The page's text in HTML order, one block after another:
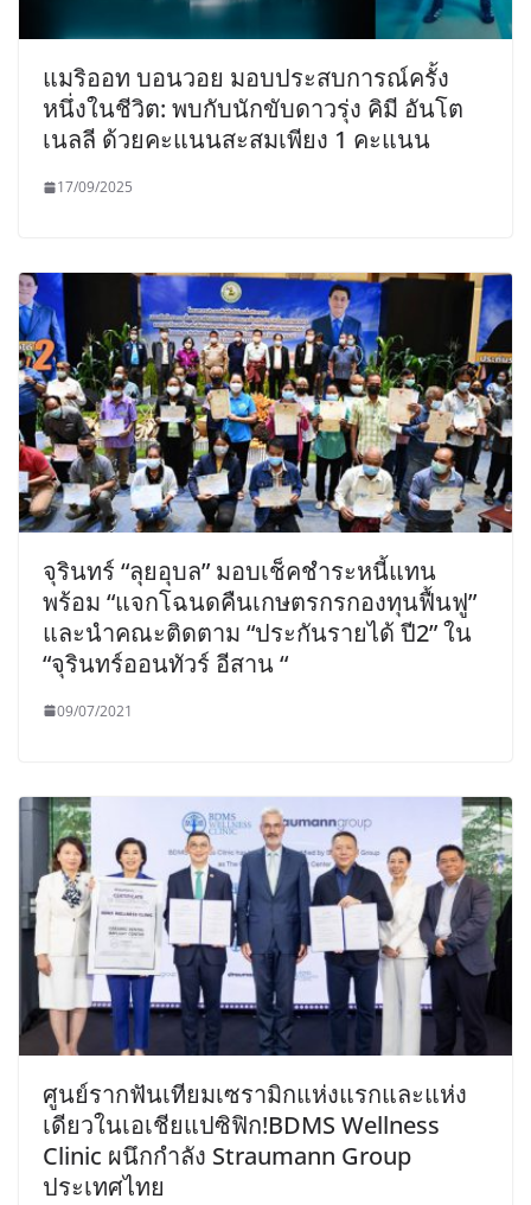
แมริออท บอนวอย มอบประสบการณ์ครั้ง
หนึ่งในชีวิต: พบกับนักขับดาวรุ่ง คิมี อันโต
เนลลี ด้วยคะแนนสะสมเพียง 1 คะแนน
17/09/2025
จุรินทร์ “ลุยอุบล” มอบเช็คชำระหนี้แทน
พร้อม “แจกโฉนดคืนเกษตรกรกองทุนฟื้นฟู”
และนำคณะติดตาม “ประกันรายได้ ปี2” ใน
“จุรินทร์ออนทัวร์ อีสาน “
09/07/2021
ศูนย์รากฟันเทียมเซรามิกแห่งแรกและแห่ง
เดียวในเอเชียแปซิฟิก!BDMS Wellness
Clinic ผนึกกำลัง Straumann Group
ประเทศไทย